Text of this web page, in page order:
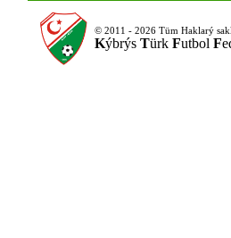
© 2011 - 2026 Tüm Haklarý
Kýbrýs Türk Futbol F